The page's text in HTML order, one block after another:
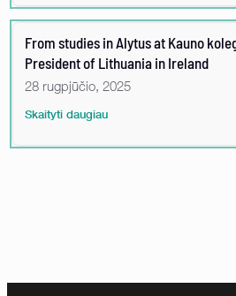
From studies in Alytus at Kauno
President of Lithuania in Ireland
28 rugpjūčio, 2025
Skaityti daugiau